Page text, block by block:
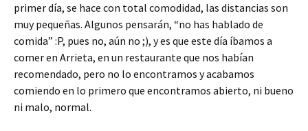
primer día, se hace con total comodidad, las distancias son
muy pequeñas. Algunos pensarán, “no has hablado de
comida” :P, pues no, aún no ;), y es que este día íbamos a
comer en Arrieta, en un restaurante que nos habían
recomendado, pero no lo encontramos y acabamos
comiendo en lo primero que encontramos abierto, ni bueno
ni malo, normal.